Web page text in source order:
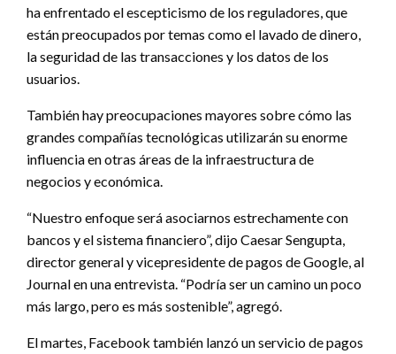
ha enfrentado el escepticismo de los reguladores, que
están preocupados por temas como el lavado de dinero,
la seguridad de las transacciones y los datos de los
usuarios.
También hay preocupaciones mayores sobre cómo las
grandes compañías tecnológicas utilizarán su enorme
influencia en otras áreas de la infraestructura de
negocios y económica.
“Nuestro enfoque será asociarnos estrechamente con
bancos y el sistema financiero”, dijo Caesar Sengupta,
director general y vicepresidente de pagos de Google, al
Journal en una entrevista. “Podría ser un camino un poco
más largo, pero es más sostenible”, agregó.
El martes, Facebook también lanzó un servicio de pagos